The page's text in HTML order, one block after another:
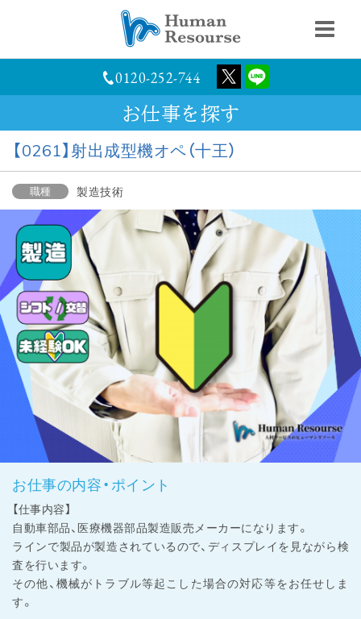
0120-252-744
お仕事を探す
【0261】射出成型機オペ（十王）
職種 製造技術
お仕事の内容・ポイント
【仕事内容】
自動車部品、医療機器部品製造販売メーカーになります。
ラインで製品が製造されているので、ディスプレイを見ながら検
査を行います。
その他、機械がトラブル等起こした場合の対応等をお任せしま
す。